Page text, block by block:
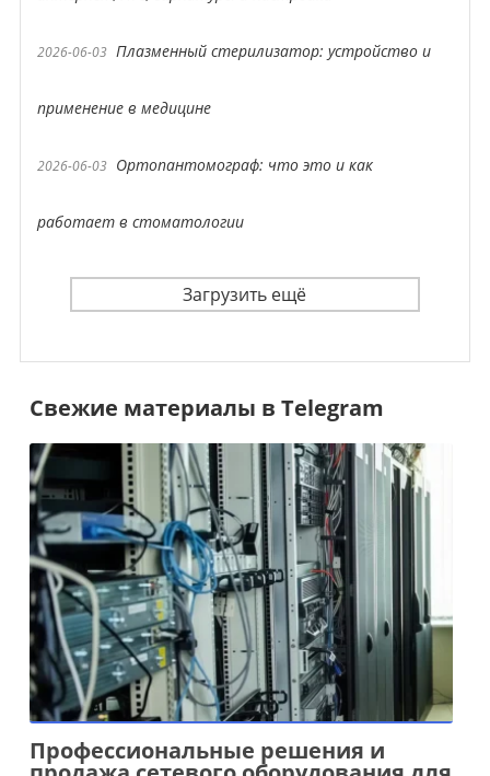
2026-06-03 Плазменный стерилизатор: устройство и
применение в медицине
2026-06-03 Ортопантомограф: что это и как
работает в стоматологии
Загрузить ещё
Свежие материалы в Telegram
Профессиональные решения и